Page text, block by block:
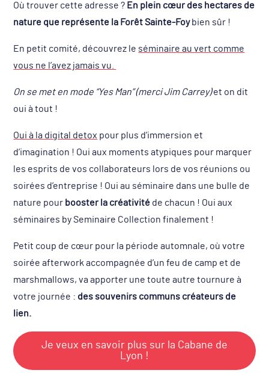
Où trouver cette adresse ? En plein cœur des hectares de
nature que représente la Forêt Sainte-Foybien sûr !
En petit comité, découvrez le séminaire au vert comme
vous ne l’avez jamais vu.
On se met en mode “Yes Man” (merci Jim Carrey)et on dit
oui à tout !
Oui à la digital detox pour plus d’immersion et
d’imagination ! Oui aux moments atypiques pour marquer
les esprits de vos collaborateurs lors de vos réunions ou
soirées d’entreprise ! Oui au séminaire dans une bulle de
nature pour booster la créativité de chacun ! Oui aux
séminaires by Seminaire Collection finalement !
Petit coup de cœur pour la période automnale, où votre
soirée afterwork accompagnée d’un feu de camp et de
marshmallows, va apporter une toute autre tournure à
votre journée : des souvenirs communs créateurs de
lien.
Je veux en savoir plus sur la Cabane de
Lyon !